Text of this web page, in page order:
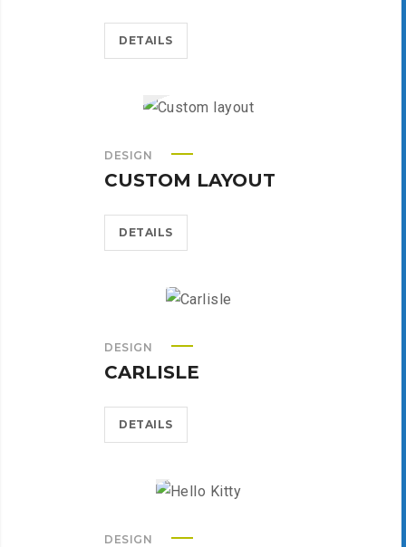
DETAILS
DESIGN
CUSTOM LAYOUT
DETAILS
DESIGN
CARLISLE
DETAILS
DESIGN